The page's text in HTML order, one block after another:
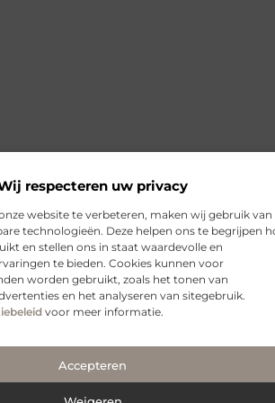
tribunestoelen
naar tribunestoelen die niet alleen